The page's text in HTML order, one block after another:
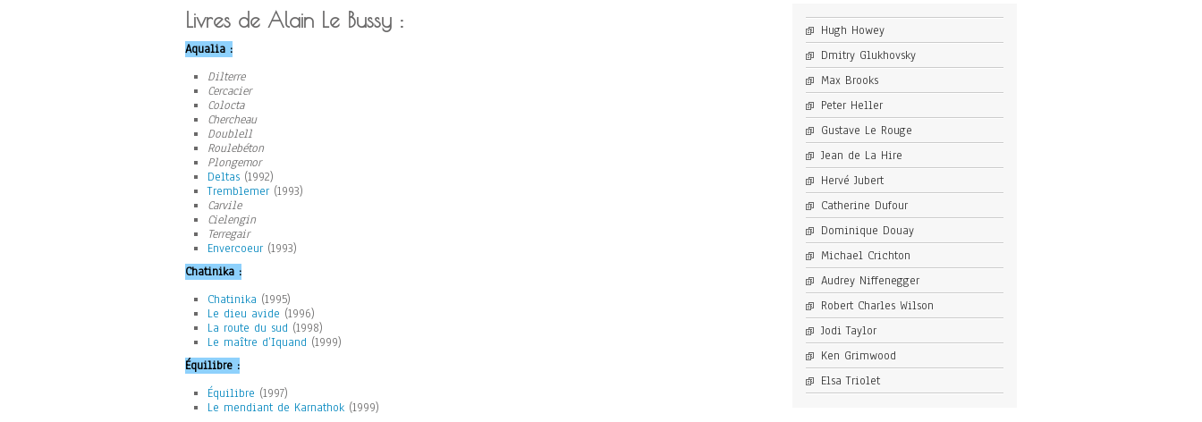
Livres de Alain Le Bussy :
Aqualia :
Dilterre
Cercacier
Colocta
Chercheau
Doublell
Roulebéton
Plongemor
Deltas (1992)
Tremblemer (1993)
Carvile
Cielengin
Terregair
Envercoeur (1993)
Chatinika :
Chatinika (1995)
Le dieu avide (1996)
La route du sud (1998)
Le maître d’Iquand (1999)
Équilibre :
Équilibre (1997)
Le mendiant de Karnathok (1999)
Hugh Howey
Dmitry Glukhovsky
Max Brooks
Peter Heller
Gustave Le Rouge
Jean de La Hire
Hervé Jubert
Catherine Dufour
Dominique Douay
Michael Crichton
Audrey Niffenegger
Robert Charles Wilson
Jodi Taylor
Ken Grimwood
Elsa Triolet